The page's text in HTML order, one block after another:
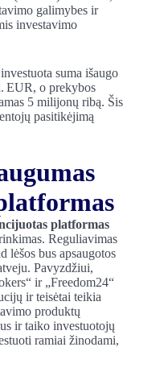
galimybes ir
investavimo
suma išaugo
EUR, o prekybos
5 milijonų ribą. Šis
pasitikėjimą
platformas
Reguliavimas
lėšos bus apsaugotos
Pavyzdžiui,
ir „Freedom24“
ir teisėtai teikia
produktų
ir taiko investuotojų
ramiai žinodami,